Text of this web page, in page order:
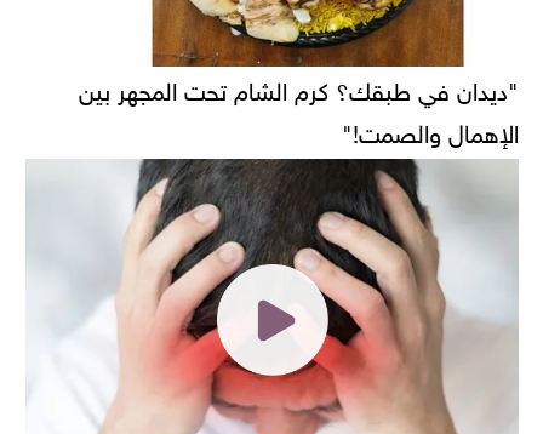
"ديدان في طبقك؟ كرم الشام تحت المجهر بين
الإهمال والصمت!"